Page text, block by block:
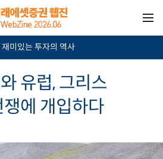
미있는 투자의 역사
유럽, 그리스
에 개입하다